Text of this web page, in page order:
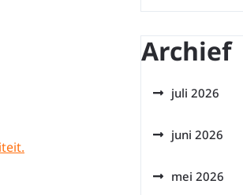
Archief
juli 2026
juni 2026
mei 2026